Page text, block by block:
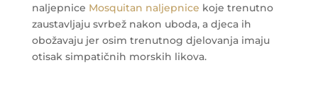
naljepnice Mosquitan naljepnice koje trenutno
zaustavljaju svrbež nakon uboda, a djeca ih
obožavaju jer osim trenutnog djelovanja imaju
otisak simpatičnih morskih likova.